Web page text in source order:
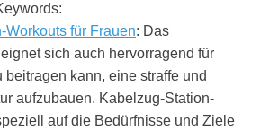
Workouts für Frauen: Das
sich auch hervorragend für
beitragen kann, eine straffe und
aufzubauen. Kabelzug-Station-
auf die Bedürfnisse und Ziele